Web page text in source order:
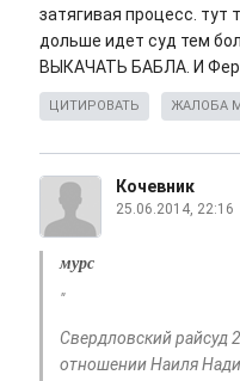
затягивая процесс. тут
дольше идет суд тем
ВЫКАЧАТЬ БАБЛА. И
ЦИТИРОВАТЬ ЖАЛОБА
Кочевник
25.06.2014, 22:16
мурс
"
Свердловский райсуд
отношении Наиля